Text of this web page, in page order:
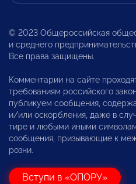
© 2023 Общероссийская
и среднего
Все права защищены.
Комментарии на сайте
требованиям российского
публикуем сообщения,
и/или оскорбления, даже в
тире и любыми иными
сообщения, призывающие к
розни.
Вступи в «ОПОРУ»